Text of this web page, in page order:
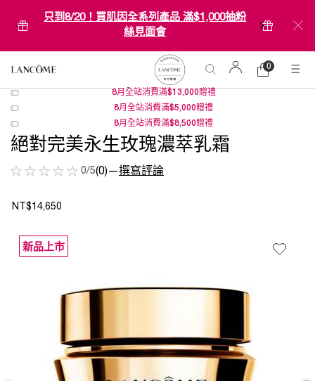
只到8/20！買肌因全系列產品 滿$1,000抽粉
絲見面會
購
物
0
0 product in
Main content
8月全站消費滿$13,000贈禮
8月全站消費滿$5,000贈禮
8月全站消費滿$8,500贈禮
絕對完美永生玫瑰濃萃乳霜
0/5(0)—撰寫評論
NT$14,650
新品上市